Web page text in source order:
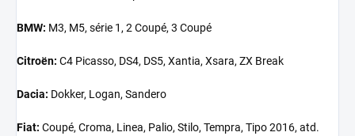
BMW: M3, M5, série 1, 2 Coupé, 3 Coupé
Citroën: C4 Picasso, DS4, DS5, Xantia, Xsara, ZX Break
Dacia: Dokker, Logan, Sandero
Fiat: Coupé, Croma, Linea, Palio, Stilo, Tempra, Tipo 2016, atd.